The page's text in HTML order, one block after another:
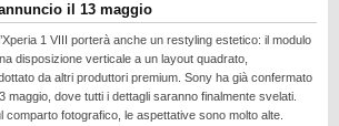
il 13 maggio
1 VIII porterà anche un restyling estetico: il modulo
disposizione verticale a un layout quadrato,
da altri produttori premium. Sony ha già confermato
maggio, dove tutti i dettagli saranno finalmente svelati.
fotografico, le aspettative sono molto alte.